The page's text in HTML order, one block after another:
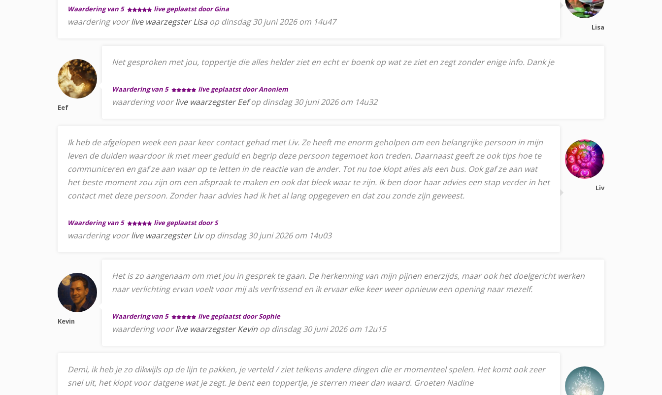
Lisa
Waardering van 5 live geplaatst door Gina
waardering voorlive waarzegster Lisa op dinsdag 30 juni 2026 om 14u47
Eef
Net gesproken met jou, toppertje die alles helder ziet en echt er boenk op wat ze ziet en zegt zonder enige info. Dank je
Waardering van 5 live geplaatst door Anoniem
waardering voorlive waarzegster Eefop dinsdag 30 juni 2026 om 14u32
Liv
Ik heb de afgelopen week een paar keer contact gehad met Liv. Ze heeft me enorm geholpen om een belangrijke persoon in mijn
leven de duiden waardoor ik met meer geduld en begrip deze persoon tegemoet kon treden. Daarnaast geeft ze ook tips hoe te
communiceren en gaf ze aan waar op te letten in de reactie van de ander. Tot nu toe klopt alles als een bus. Ook gaf ze aan wat
het beste moment zou zijn om een afspraak te maken en ook dat bleek waar te zijn. Ik ben door haar advies een stap verder in het
contact met deze persoon. Zonder haar advies had ik het al lang opgegeven en dat zou zonde zijn geweest.
Waardering van 5 live geplaatst door S
waardering voorlive waarzegster Livop dinsdag 30 juni 2026 om 14u03
Kevin
Het is zo aangenaam om met jou in gesprek te gaan. De herkenning van mijn pijnen enerzijds, maar ook het doelgericht werken
naar verlichting ervan voelt voor mij als verfrissend en ik ervaar elke keer weer opnieuw een opening naar mezelf.
Waardering van 5 live geplaatst door Sophie
waardering voorlive waarzegster Kevin op dinsdag 30 juni 2026 om 12u15
Demi, ik heb je zo dikwijls op de lijn te pakken, je verteld / ziet telkens andere dingen die er momenteel spelen. Het komt ook zeer
snel uit, het klopt voor datgene wat je zegt. Je bent een toppertje, je sterren meer dan waard. Groeten Nadine